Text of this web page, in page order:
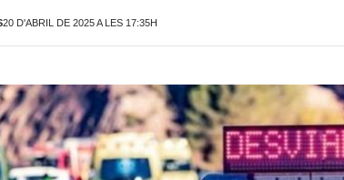
20 D'ABRIL DE 2025 A LES 17:35H